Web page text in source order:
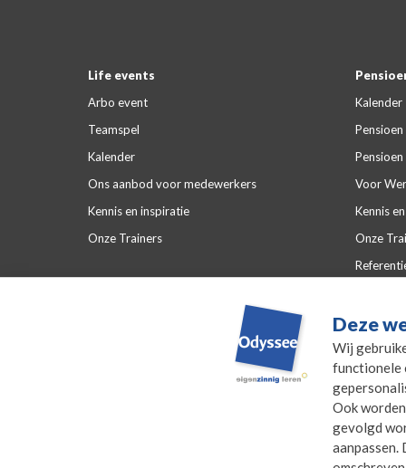
Deze
Wij
functionele
Ook
gevolgd
aanpassen.
Life events
Arbo event
Teamspel
Kalender
Ons aanbod voor medewerkers
Kennis en inspiratie
Onze Trainers
Kalender
Voor
Kennis
Onze